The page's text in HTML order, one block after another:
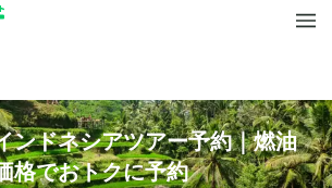
ンドネシアツアー予約｜燃油
格でおトクに予約